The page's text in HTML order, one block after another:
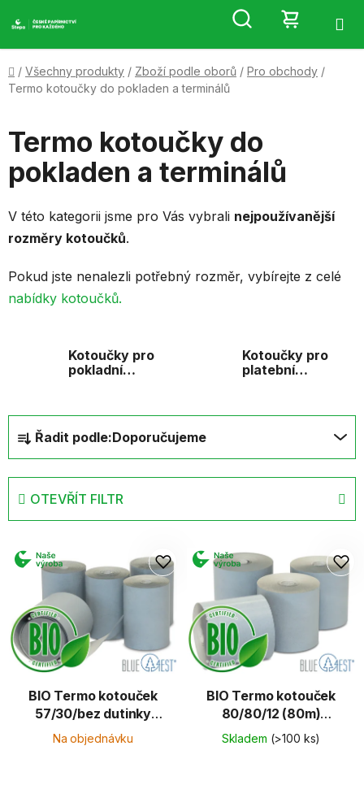
na
Hledat
KOŠÍK
Domů
/ Všechny produkty / Zboží podle oborů / Pro obchody /
Termo kotoučky do pokladen a terminálů
Termo kotoučky do
pokladen a terminálů
V této kategorii jsme pro Vás vybrali nejpoužívanější
rozměry kotoučků.
Pokud jste nenalezli potřebný rozměr, vybírejte z celé
nabídky kotoučků.
Kotoučky pro
pokladní
Kotoučky pro
platební
a
z
n
p
d
u
k
Řadit podle:Doporučujeme
OTEVŘÍT FILTR
ý
p
s
p
r
BIO Termo kotouček
57/30/bez dutinky
(9m) Blue4est
Na objednávku
BIO Termo kotouček
80/80/12 (80m)
Blue4est
Skladem (>100 ks)